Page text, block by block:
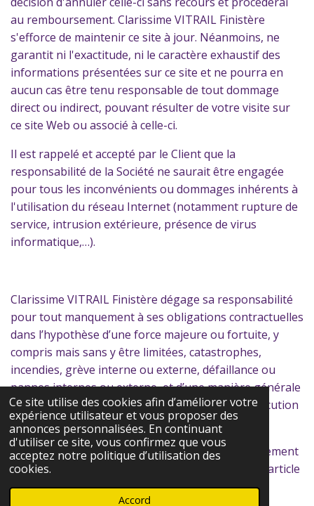
Ce site utilise des cookies afin d’améliorer votre
expérience utilisateur et vous proposer des
annonces personnalisées. En continuant
d'utiliser ce site, vous confirmez que vous
acceptez notre politique d’utilisation des
cookies.
Accord
au remboursement. Clarissime VITRAIL Finistère
s'efforce de maintenir ce site à jour. Néanmoins, ne
garantit ni l'exactitude, ni le caractère exhaustif des
informations présentées sur ce site et ne pourra en
aucun cas être tenu responsable de tout dommage
direct ou indirect, pouvant résulter de votre visite sur
ce site Web ou associé à celle-ci.
Il est rappelé et accepté par le Client que la
responsabilité de la Société ne saurait être engagée
pour tous les inconvénients ou dommages inhérents à
l'utilisation du réseau Internet (notamment rupture de
service, intrusion extérieure, présence de virus
informatique,…).
Clarissime VITRAIL Finistère dégage sa responsabilité
pour tout manquement à ses obligations contractuelles
dans l’hypothèse d’une force majeure ou fortuite, y
compris mais sans y être limitées, catastrophes,
incendies, grève interne ou externe, défaillance ou
pannes internes ou externe, et d’une manière générale
tout événement ne permettant pas la bonne exécution
des commandes.
À ce titre, la force majeure s'entend de tout événement
extérieur, imprévisible et irrésistible au sens de l'article
1148 du Code civil.